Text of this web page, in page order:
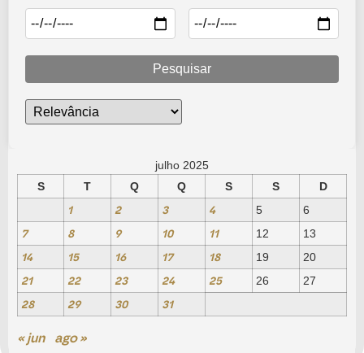
Pesquisar
julho 2025
S
T Q Q S S D
1 2 3 4 5 6
7 8 9 10 11 12 13
14 15 16 17 18 19 20
21 22 23 24 25 26 27
28 29 30 31
« jun ago »